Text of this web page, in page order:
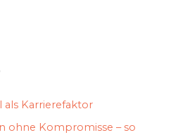
als Karrierefaktor
ohne Kompromisse – so